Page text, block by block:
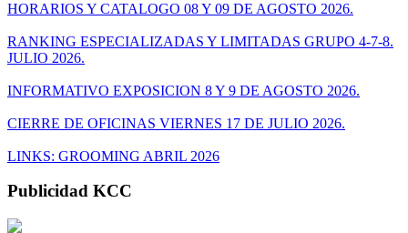
HORARIOS Y CATALOGO 08 Y 09 DE AGOSTO 2026.
RANKING ESPECIALIZADAS Y LIMITADAS GRUPO 4-7-8.
JULIO 2026.
INFORMATIVO EXPOSICION 8 Y 9 DE AGOSTO 2026.
CIERRE DE OFICINAS VIERNES 17 DE JULIO 2026.
LINKS: GROOMING ABRIL 2026
Publicidad KCC